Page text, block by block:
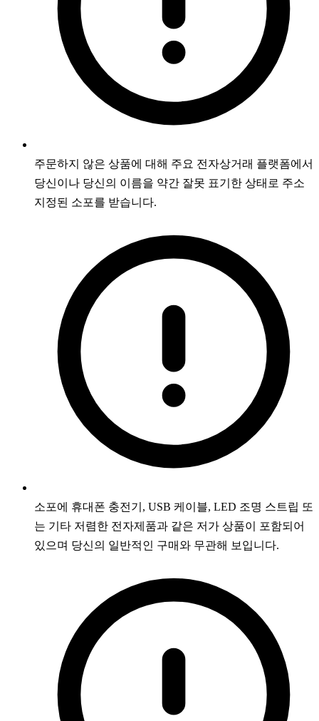
주문하지 않은 상품에 대해 주요 전자상거래 플랫폼에서
당신이나 당신의 이름을 약간 잘못 표기한 상태로 주소
지정된 소포를 받습니다.
소포에 휴대폰 충전기, USB 케이블, LED 조명 스트립 또
는 기타 저렴한 전자제품과 같은 저가 상품이 포함되어
있으며 당신의 일반적인 구매와 무관해 보입니다.